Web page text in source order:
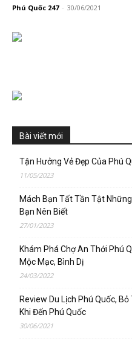
Phú Quốc 247 - 30/06/2021
Bài viết mới
Tận Hưởng Vẻ Đẹp Của Phú
11/05/2023
Mách Bạn Tất Tần Tật
Bạn Nên Biết
27/01/2023
Khám Phá Chợ An Thới Phú
Mộc Mạc, Bình Dị
24/03/2022
Review Du Lịch Phú Quốc,
Khi Đến Phú Quốc
30/06/2021